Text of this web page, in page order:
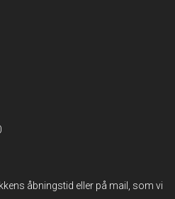
åbningstid eller på mail, som vi